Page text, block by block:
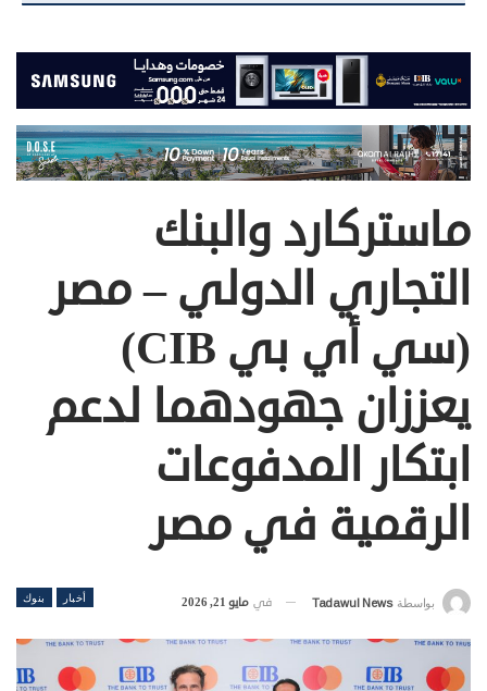
ماستركارد والبنك
التجاري الدولي – مصر
(سي أي بي CIB)
يعززان جهودهما لدعم
ابتكار المدفوعات
الرقمية في مصر
أخبار بنوك بواسطة Tadawul News في مايو 21, 2026